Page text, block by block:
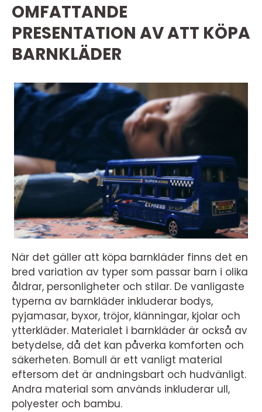
OMFATTANDE
PRESENTATION AV ATT KÖPA
BARNKLÄDER
När det gäller att köpa barnkläder finns det en
bred variation av typer som passar barn i olika
åldrar, personligheter och stilar. De vanligaste
typerna av barnkläder inkluderar bodys,
pyjamasar, byxor, tröjor, klänningar, kjolar och
ytterkläder. Materialet i barnkläder är också av
betydelse, då det kan påverka komforten och
säkerheten. Bomull är ett vanligt material
eftersom det är andningsbart och hudvänligt.
Andra material som används inkluderar ull,
polyester och bambu.